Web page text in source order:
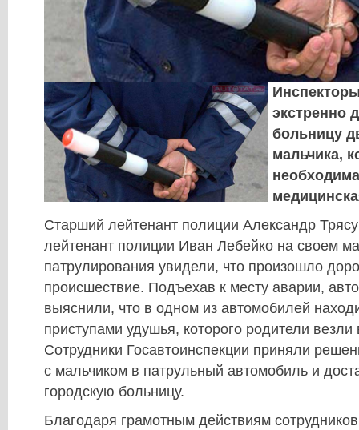
экстренно
больницу
мальчика,
Старший лейтенант полиции Александр
лейтенант полиции Иван Лебейко на своем
патрулирования увидели, что произошло
происшествие. Подъехав к месту аварии,
выяснили, что в одном из автомобилей
приступами удушья, которого родители везли
Сотрудники Госавтоинспекции приняли
с мальчиком в патрульный автомобиль и
городскую больницу.
Благодаря грамотным действиям